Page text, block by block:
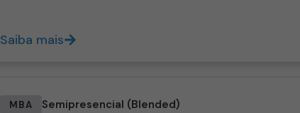
Saiba mais
MBA Semipresencial (Blended)